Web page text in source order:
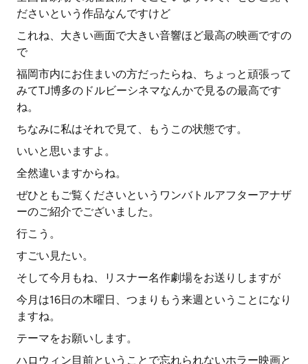
ださいという作品なんですけど
これね、大きい画面で大きい音響ほど最高の映画ですの
で
福岡市内にお住まいの方だったらね、ちょっと頑張って
みてTJ博多のドルビーシネマなんかで見るの最高です
ね。
ちなみに私はそれで見て、もうこの状態です。
いいと思いますよ。
全然違いますからね。
ぜひともご覧くださいというワンバトルアフターアナザ
ーのご紹介でございました。
行こう。
すごい見たい。
そして今月もね、リスナー名作劇場をお送りしますが
今月は16日の木曜日、つまりもう来週ということになり
ますね。
テーマをお願いします。
ハロウィン目前ということで忘れられないホラー映画と